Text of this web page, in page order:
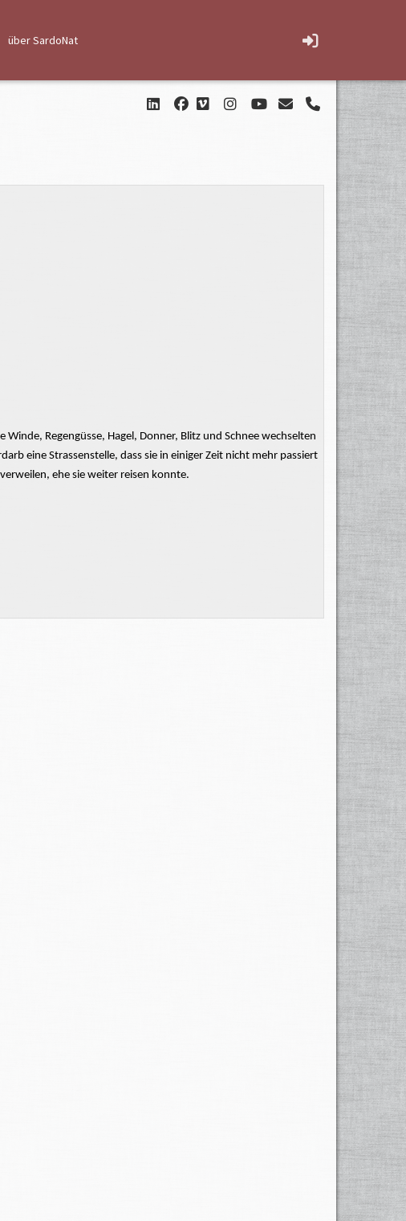
über SardoNat
Regengüsse, Hagel, Donner, Blitz und Schnee wechselten
eine Strassenstelle, dass sie in einiger Zeit nicht mehr passiert
ehe sie weiter reisen konnte.